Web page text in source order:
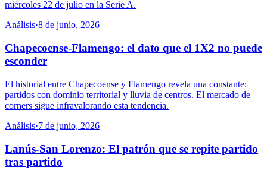
miércoles 22 de julio en la Serie A.
Análisis·8 de junio, 2026
Chapecoense-Flamengo: el dato que el 1X2 no puede
esconder
El historial entre Chapecoense y Flamengo revela una constante:
partidos con dominio territorial y lluvia de centros. El mercado de
corners sigue infravalorando esta tendencia.
Análisis·7 de junio, 2026
Lanús-San Lorenzo: El patrón que se repite partido
tras partido